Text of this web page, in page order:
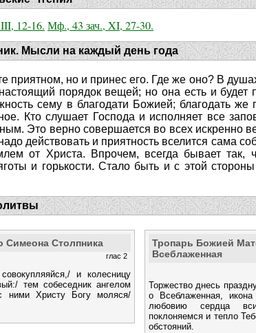
12-16. Мф., 43 зач., XI, 27-30.
Мысли на каждый день года
приятном, но и принес его. Где же оно? В
порядок вещей; но она есть и будет
сему в благодати Божией; благодать
Кто слушает Господа и исполняет все
Это верно совершается во всех искренно
действовать и приятность вселится сама
от Христа. Впрочем, всегда бывает так,
и горькости. Стало быть и с этой стороны
Симеона Столпника
глас 2
и колесницу
тем собеседник ангелом
ними Христу Богу моляся/
Тропарь Божией
Всеблаженная
Торжество днесь
о Всеблаженная,
любовию сердца
поклоняемся и тепло
обстояний.